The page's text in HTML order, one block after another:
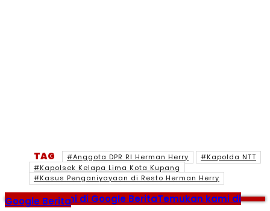
TAG #Anggota DPR RI Herman Herry
#Kapolda NTT
#Kapolsek Kelapa Lima Kota Kupang
#Kasus Penganiyayaan di Resto Herman Herry
Temukan kami di Google BeritaTemukan kami di
Google Berita